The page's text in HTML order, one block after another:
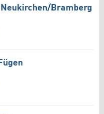
​Bramberg